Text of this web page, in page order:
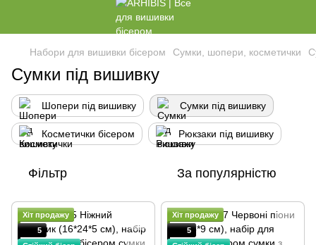
Набори для вишивки бісером Сумки, шопери, косметички
Сумки під вишивку
Шопери під вишивку Сумки під вишивку
Косметички бісером Рюкзаки під вишивку
Фільтр За популярністю
Хіт продажу
5
Хіт продажу
5